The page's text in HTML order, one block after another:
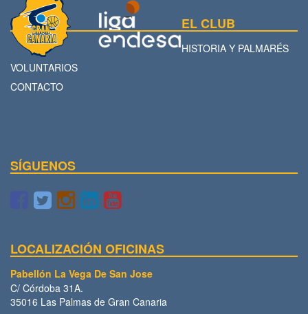
EL CLUB
HISTORIA Y PALMARÉS
VOLUNTARIOS
CONTACTO
SÍGUENOS
LOCALIZACIÓN OFICINAS
Pabellón La Vega De San Jose
C/ Córdoba 31A.
35016 Las Palmas de Gran Canaria